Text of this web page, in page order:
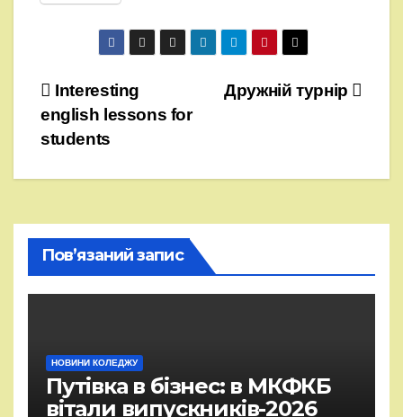
Навігація
записів
Дружній турнір
Interesting
english lessons for
students
Пов’язаний запис
НОВИНИ КОЛЕДЖУ
Путівка в бізнес: в МКФКБ
вітали випускників-2026